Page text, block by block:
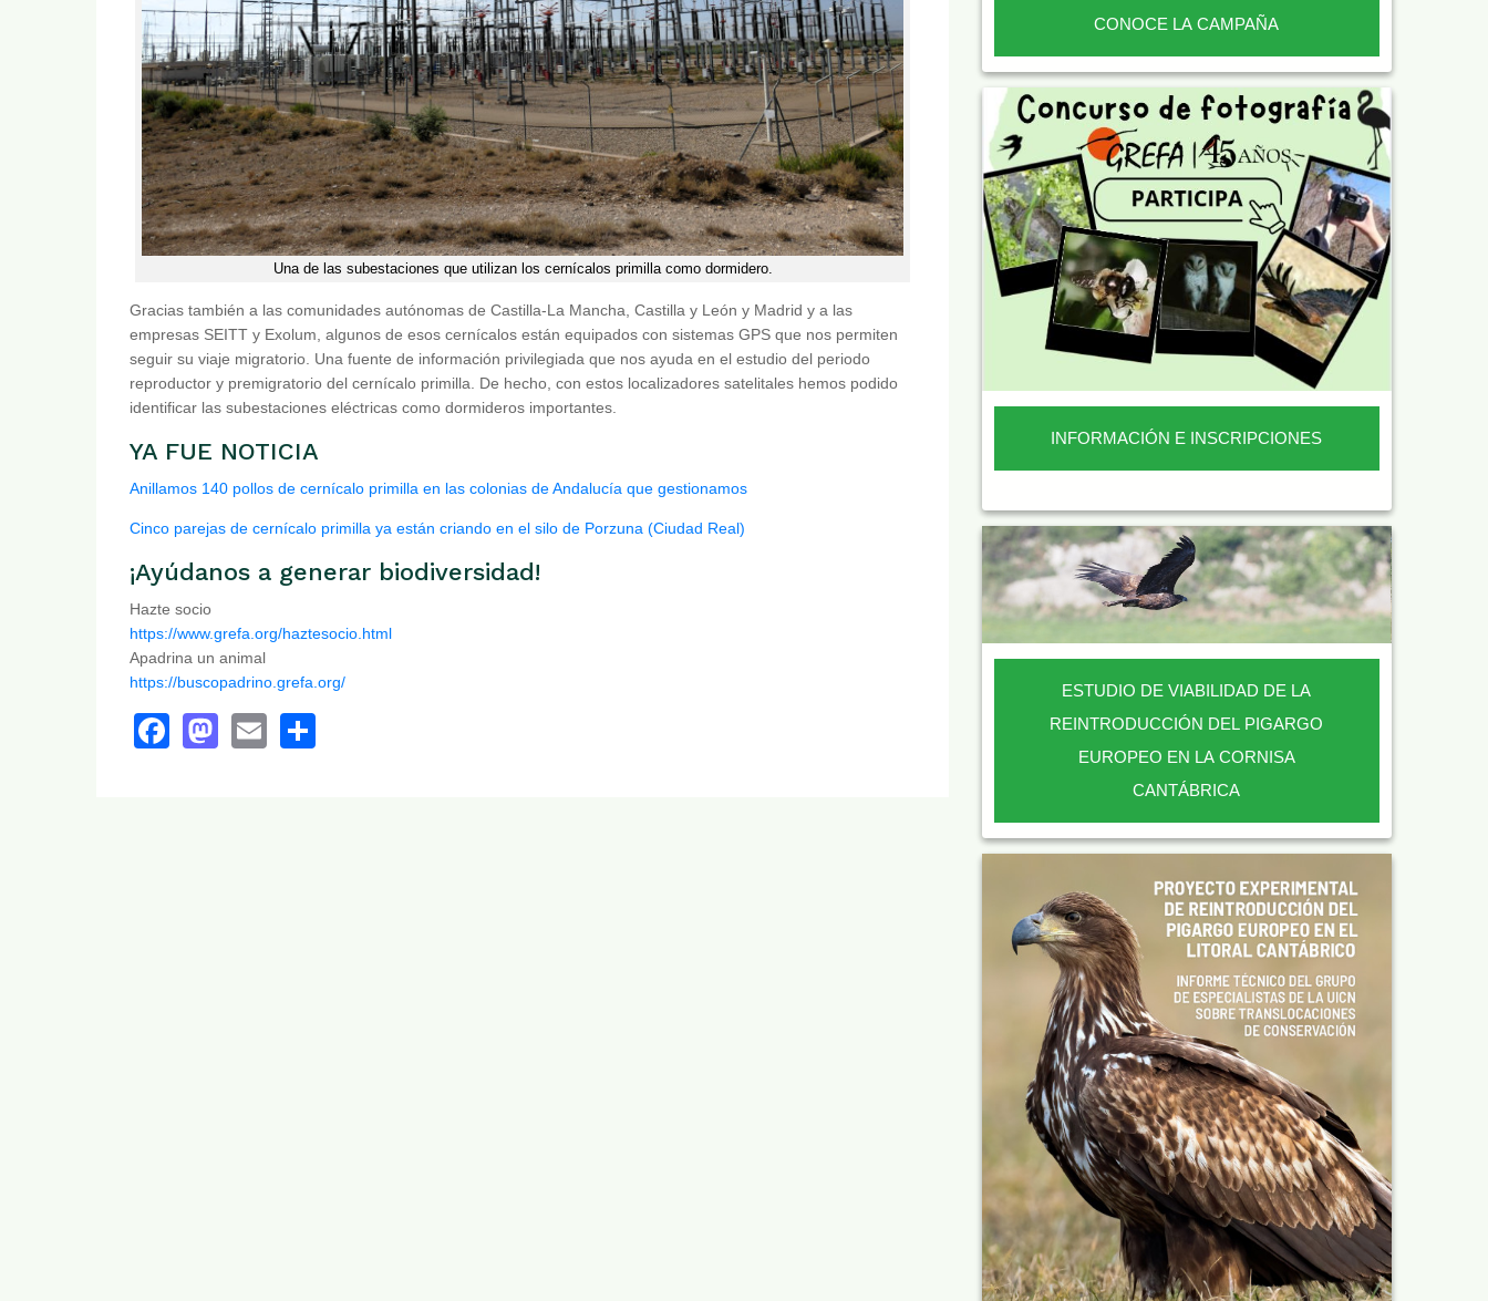
Una de las subestaciones que utilizan los cernícalos primilla como dormidero.
Gracias también a las comunidades autónomas de Castilla-La Mancha, Castilla y León y Madrid y a las
empresas SEITT y Exolum, algunos de esos cernícalos están equipados con sistemas GPS que nos permiten
seguir su viaje migratorio. Una fuente de información privilegiada que nos ayuda en el estudio del periodo
reproductor y premigratorio del cernícalo primilla. De hecho, con estos localizadores satelitales hemos podido
identificar las subestaciones eléctricas como dormideros importantes.
YA FUE NOTICIA
Anillamos 140 pollos de cernícalo primilla en las colonias de Andalucía que gestionamos
Cinco parejas de cernícalo primilla ya están criando en el silo de Porzuna (Ciudad Real)
¡Ayúdanos a generar biodiversidad!
Hazte socio
https://www.grefa.org/haztesocio.html
Apadrina un animal
https://buscopadrino.grefa.org/
Facebook
Mastodon
Email
CONOCE LA CAMPAÑA
INFORMACIÓN E INSCRIPCIONES
ESTUDIO DE VIABILIDAD DE LA
REINTRODUCCIÓN DEL PIGARGO
EUROPEO EN LA CORNISA
CANTÁBRICA